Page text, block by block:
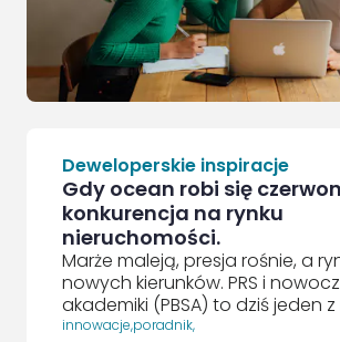
Deweloperskie inspiracje
Gdy ocean robi się
konkurencja na rynku
nieruchomości.
Marże maleją, presja rośnie, a
nowych kierunków. PRS i
akademiki (PBSA) to dziś jeden z
innowacje,poradnik,